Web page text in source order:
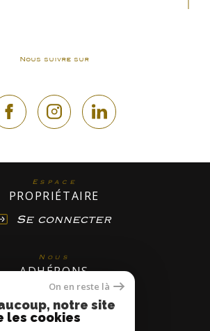
Nous suivre sur
Espace
PROPRIÉTAIRE
Se connecter
Nous
ADHÉRONS
On en reste là
notre site
les cookies